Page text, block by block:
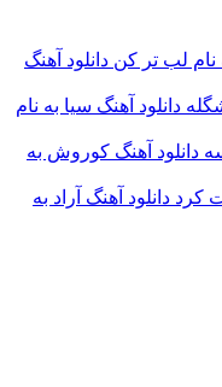
دانلود آهنگ
دانلود آهنگ سیا به نام
دانلود آهنگ کوروش به
دانلود آهنگ آراد به